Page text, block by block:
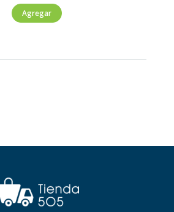
Riserva
Agregar